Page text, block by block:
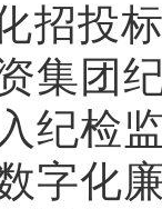
招投
集团
纪检
字化